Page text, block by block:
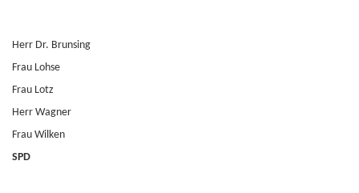
Herr Dr. Brunsing
Frau Lohse
Frau Lotz
Herr Wagner
Frau Wilken
SPD